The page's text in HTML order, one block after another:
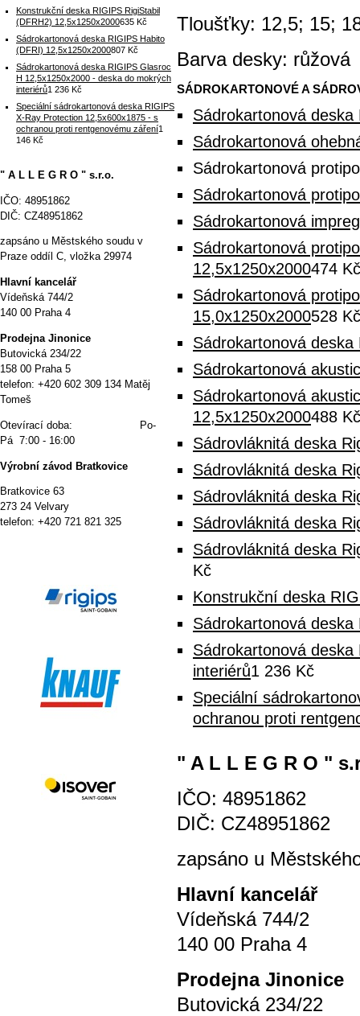
Tloušťky: 12,5; 15;
Barva desky: růžová
SÁDROKARTONOVÉ A
Sádrokartonová
Sádrokartonová
Sádrokartonová
Sádrokartonová
Sádrokartonová
Sádrokartonová
12,5x1250x2000474 Kč
Sádrokartonová
15,0x1250x2000528 Kč
Sádrokartonová
Sádrokartonová
Sádrokartonová
12,5x1250x2000488 Kč
Sádrovláknitá deska
Sádrovláknitá deska
Sádrovláknitá deska
Sádrovláknitá deska
Sádrovláknitá deska
Kč
Konstrukční deska
Sádrokartonová
Sádrokartonová
interiérů1 236 Kč
Speciální
ochranou proti
" A L L E G R O "
IČO: 48951862
DIČ: CZ48951862
zapsáno u
Hlavní kancelář
Vídeňská 744/2
140 00 Praha 4
Prodejna Jinonice
Butovická 234/22
Konstrukční deska RIGIPS RigiStabil
(DFRH2) 12,5x1250x2000635 Kč
Sádrokartonová deska RIGIPS Habito
(DFRI) 12,5x1250x2000807 Kč
Sádrokartonová deska RIGIPS Glasroc
H 12,5x1250x2000 - deska do mokrých
interiérů1 236 Kč
Speciální sádrokartonová deska RIGIPS
X-Ray Protection 12,5x600x1875 - s
ochranou proti rentgenovému záření1
146 Kč
" A L L E G R O " s.r.o.
IČO: 48951862
DIČ: CZ48951862
zapsáno u Městského soudu v
Praze oddíl C, vložka 29974
Hlavní kancelář
Vídeňská 744/2
140 00 Praha 4
Prodejna Jinonice
Butovická 234/22
158 00 Praha 5
telefon: +420 602 309 134 Matěj
Tomeš
Otevírací doba: Po-
Pá 7:00 - 16:00
Výrobní závod Bratkovice
Bratkovice 63
273 24 Velvary
telefon: +420 721 821 325